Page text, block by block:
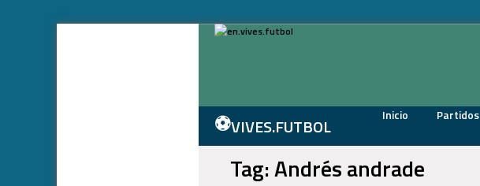
⚽VIVES.FUTBOL Inicio Partidos
Tag: Andrés andrade